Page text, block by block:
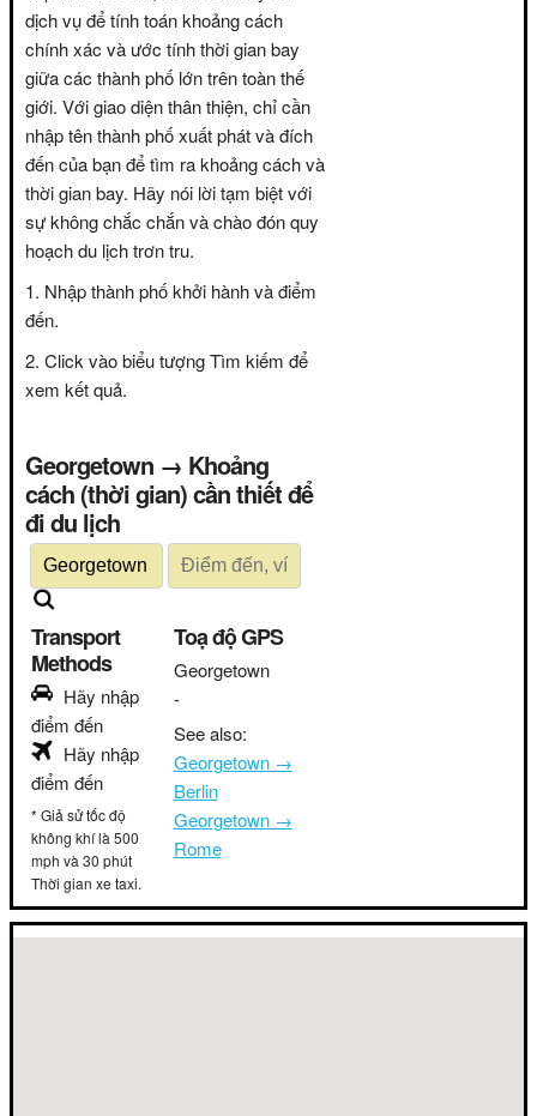
dịch vụ để tính toán khoảng cách
chính xác và ước tính thời gian bay
giữa các thành phố lớn trên toàn thế
giới. Với giao diện thân thiện, chỉ cần
nhập tên thành phố xuất phát và đích
đến của bạn để tìm ra khoảng cách và
thời gian bay. Hãy nói lời tạm biệt với
sự không chắc chắn và chào đón quy
hoạch du lịch trơn tru.
Nhập thành phố khởi hành và điểm
đến.
Click vào biểu tượng Tìm kiếm để
xem kết quả.
Georgetown → Khoảng
cách (thời gian) cần thiết để
đi du lịch
Transport
Methods
Hãy nhập
điểm đến
Hãy nhập
điểm đến
* Giả sử tốc độ
không khí là 500
mph và 30 phút
Thời gian xe taxi.
Toạ độ GPS
Georgetown
-
See also:
Georgetown →
Berlin
Georgetown →
Rome